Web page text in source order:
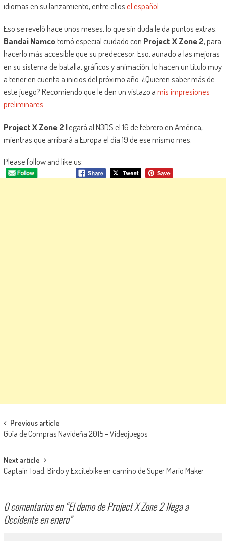
idiomas en su lanzamiento, entre ellosel español
Eso se reveló hace unos meses, lo que sin duda le da puntos extras.
Bandai Namcotomó especial cuidado con Project X Zone 2, para
hacerlo más accesible que su predecesor. Eso, aunado a las mejoras
en su sistema de batalla, gráficos y animación, lo hacen un título muy
a tener en cuenta a inicios del próximo año. ¿Quieren saber más de
este juego? Recomiendo que le den un vistazo amis impresiones
preliminares
Project X Zone 2llegará al N3DS el 16 de febrero en América,
mientras que arribará a Europa el día 19 de ese mismo mes.
Please follow and like us:
Navegación de entradas
Previous article
Guía de Compras Navideña 2015 – Videojuegos
Next article
Captain Toad, Birdo y Excitebike en camino de Super Mario Maker
0 comentarios en “El demo de Project X Zone 2 llega a
Occidente en enero”